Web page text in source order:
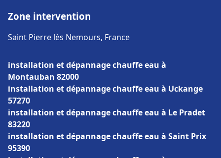
Zone intervention
Saint Pierre lès Nemours, France
installation et dépannage chauffe eau à
Montauban 82000
installation et dépannage chauffe eau à Uckange
57270
installation et dépannage chauffe eau à Le Pradet
83220
installation et dépannage chauffe eau à Saint Prix
95390